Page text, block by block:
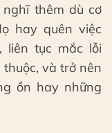
nghĩ thêm dù cơ
hay quên việc
liên tục mắc lỗi
và trở nên
ồn hay những